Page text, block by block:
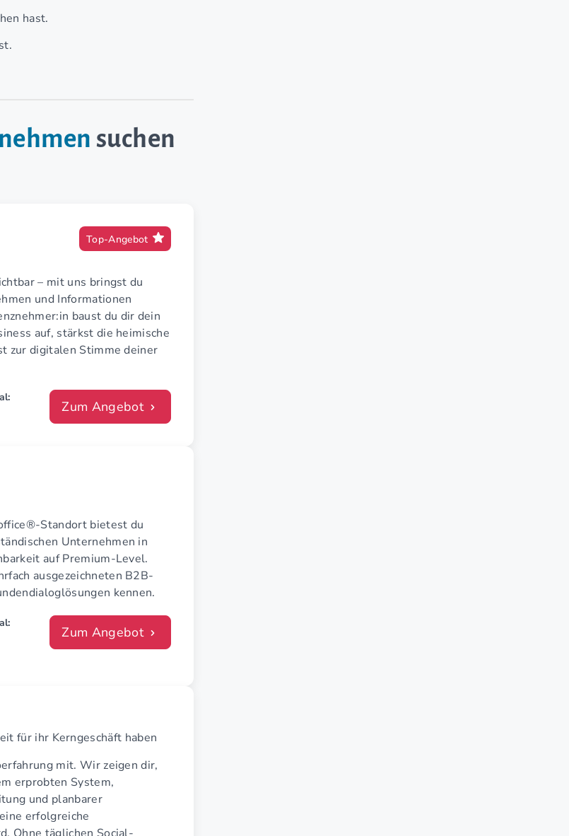
hast.
suchen
Top-Angebot
– mit uns bringst du
und Informationen
baust du dir dein
auf, stärkst die heimische
zur digitalen Stimme deiner
Zum Angebot
Standort bietest du
Unternehmen in
auf Premium-Level.
ausgezeichneten B2B-
kennen.
Zum Angebot
für ihr Kerngeschäft haben
mit. Wir zeigen dir,
erprobten System,
und planbarer
erfolgreiche
Ohne täglichen Social-